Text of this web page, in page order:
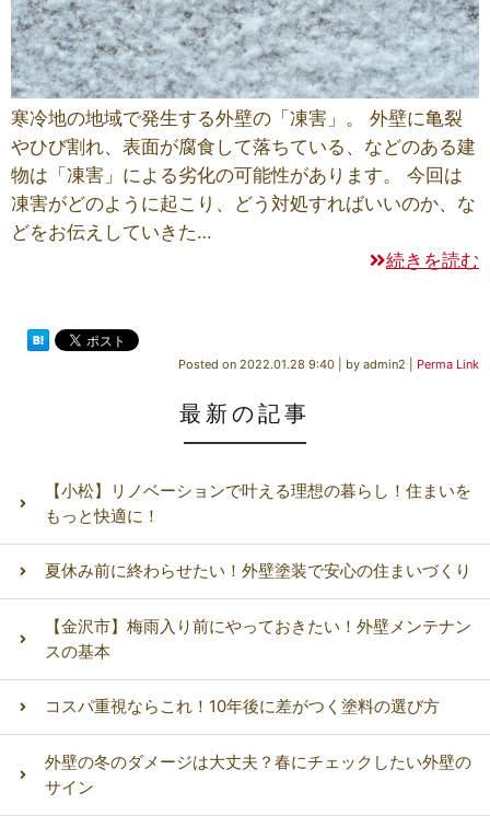
寒冷地の地域で発生する外壁の「凍害」。 外壁に亀裂
やひび割れ、表面が腐食して落ちている、などのある建
物は「凍害」による劣化の可能性があります。 今回は
凍害がどのように起こり、どう対処すればいいのか、な
どをお伝えしていきた…
続きを読む
Posted on 2022.01.28 9:40 by admin2 Perma Link
最新の記事
【小松】リノベーションで叶える理想の暮らし！住まいを
もっと快適に！
夏休み前に終わらせたい！外壁塗装で安心の住まいづくり
【金沢市】梅雨入り前にやっておきたい！外壁メンテナン
スの基本
コスパ重視ならこれ！10年後に差がつく塗料の選び方
外壁の冬のダメージは大丈夫？春にチェックしたい外壁の
サイン